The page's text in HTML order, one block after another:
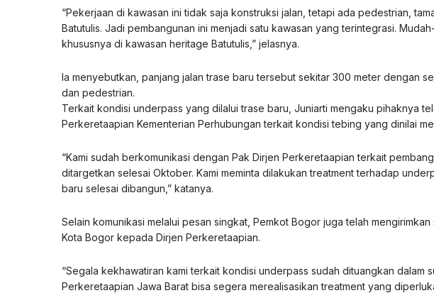
“Pekerjaan di kawasan ini tidak saja konstruksi jalan, tetapi ada pedestrian,
Batutulis. Jadi pembangunan ini menjadi satu kawasan yang terintegrasi.
khususnya di kawasan heritage Batutulis,” jelasnya.
Ia menyebutkan, panjang jalan trase baru tersebut sekitar 300 meter dengan
dan pedestrian.
Terkait kondisi underpass yang dilalui trase baru, Juniarti mengaku pihaknya
Perkeretaapian Kementerian Perhubungan terkait kondisi tebing yang dinilai
“Kami sudah berkomunikasi dengan Pak Dirjen Perkeretaapian terkait
ditargetkan selesai Oktober. Kami meminta dilakukan treatment terhadap
baru selesai dibangun,” katanya.
Selain komunikasi melalui pesan singkat, Pemkot Bogor juga telah
Kota Bogor kepada Dirjen Perkeretaapian.
“Segala kekhawatiran kami terkait kondisi underpass sudah dituangkan dalam
Perkeretaapian Jawa Barat bisa segera merealisasikan treatment yang